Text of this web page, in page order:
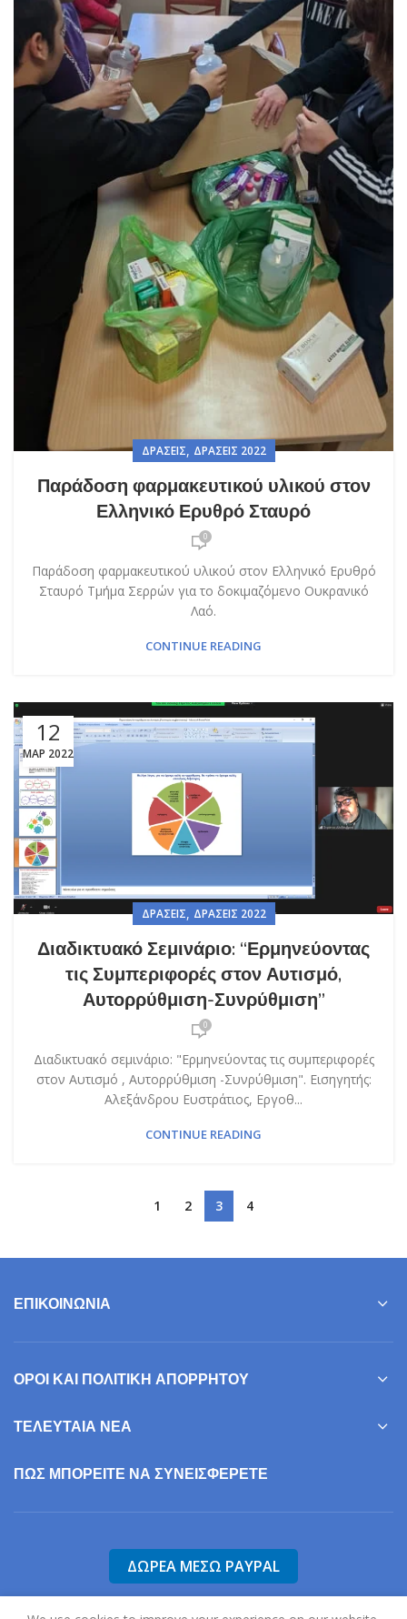
ΔΡΆΣΕΙΣ, ΔΡΆΣΕΙΣ 2022
Παράδοση φαρμακευτικού υλικού στον
Ελληνικό Ερυθρό Σταυρό
0
Παράδοση φαρμακευτικού υλικού στον Ελληνικό Ερυθρό
Σταυρό Τμήμα Σερρών για το δοκιμαζόμενο Ουκρανικό
Λαό.
CONTINUE READING
12
ΜΑΡ 2022
ΔΡΆΣΕΙΣ, ΔΡΆΣΕΙΣ 2022
Διαδικτυακό Σεμινάριο: “Ερμηνεύοντας
τις Συμπεριφορές στον Αυτισμό,
Αυτορρύθμιση-Συνρύθμιση”
0
Διαδικτυακό σεμινάριο: "Ερμηνεύοντας τις συμπεριφορές
στον Αυτισμό , Αυτορρύθμιση -Συνρύθμιση". Εισηγητής:
Αλεξάνδρου Ευστράτιος, Εργοθ...
CONTINUE READING
1 2 3 4
ΕΠΙΚΟΙΝΩΝΊΑ
ΌΡΟΙ ΚΑΙ ΠΟΛΙΤΙΚΉ ΑΠΟΡΡΉΤΟΥ
ΤΕΛΕΥΤΑΊΑ ΝΈΑ
ΠΩΣ ΜΠΟΡΕΊΤΕ ΝΑ ΣΥΝΕΙΣΦΕΡΕΤΕ